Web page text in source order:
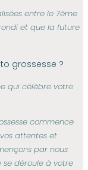
entre le 7ème
et que la future
grossesse ?
qui célèbre votre
commence
attentes et
par nous
se déroule à votre